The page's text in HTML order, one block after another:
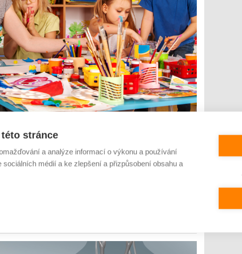
zátěže a také nemocí. S nástupem dětí do škol a školek
stránce
a analýze informací o výkonu a používání
médií a ke zlepšení a přizpůsobení obsahu a